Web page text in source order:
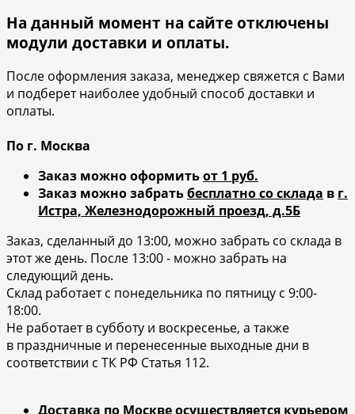
На данный момент на сайте отключены
модули доставки и оплаты.
После оформления заказа, менеджер свяжется с Вами
и подберет наиболее удобный способ доставки и
оплаты.
По г. Москва
Заказ можно оформитьот 1 руб.
Заказ можно забратьбесплатно со склада в г.
Истра, Железнодорожный проезд, д.5Б
Заказ, сделанный до 13:00, можно забрать со склада в
этот же день. После 13:00 - можно забрать на
следующий день.
Склад работает с понедельника по пятницу с 9:00-
18:00.
Не работает в субботу и воскресенье, а также
в праздничные и перенесенные выходные дни в
соответствии с ТК РФ Статья 112.
Доставка по Москве осуществляется курьером